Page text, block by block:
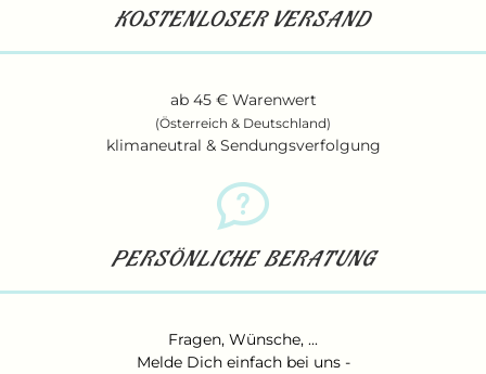
KOSTENLOSER VERSAND
ab 45 € Warenwert
(Österreich & Deutschland)
klimaneutral & Sendungsverfolgung
PERSÖNLICHE BERATUNG
Fragen, Wünsche, ...
Melde Dich einfach bei uns-